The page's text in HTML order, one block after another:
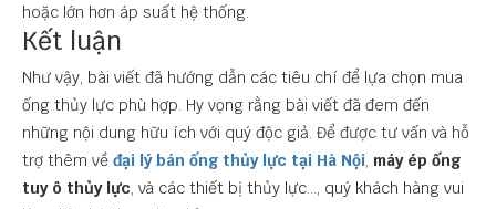
hoặc lớn hơn áp suất hệ thống.
Kết luận
Như vậy, bài viết đã hướng dẫn các tiêu chí để lựa chọn mua
ống thủy lực phù hợp. Hy vọng rằng bài viết đã đem đến
những nội dung hữu ích với quý độc giả. Để được tư vấn và hỗ
trợ thêm về đại lý bán ống thủy lực tại Hà Nội, máy ép ống
tuy ô thủy lực, và các thiết bị thủy lực…, quý khách hàng vui